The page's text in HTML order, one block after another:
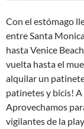
Con el estómago
entre Santa
hasta Venice
vuelta hasta el
alquilar un
patinetes y bicis!
Aprovechamos
vigilantes de la